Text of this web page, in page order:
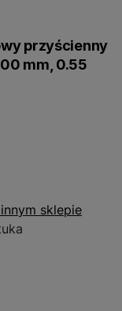
przyścienny
mm, 0.55
sklepie